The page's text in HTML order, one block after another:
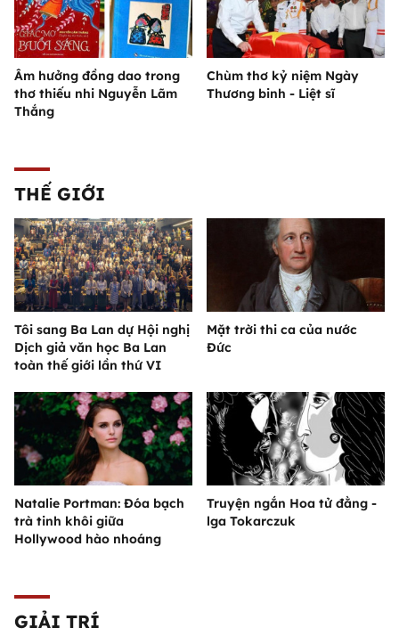
Âm hưởng đồng dao trong
thơ thiếu nhi Nguyễn Lãm
Thắng
Chùm thơ kỷ niệm Ngày
Thương binh - Liệt sĩ
THẾ GIỚI
Tôi sang Ba Lan dự Hội nghị
Dịch giả văn học Ba Lan
toàn thế giới lần thứ VI
Mặt trời thi ca của nước
Đức
Natalie Portman: Đóa bạch
trà tinh khôi giữa
Hollywood hào nhoáng
Truyện ngắn Hoa tử đằng -
lga Tokarczuk
GIẢI TRÍ